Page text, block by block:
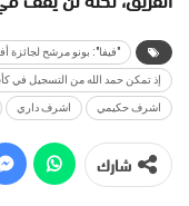
"فيفا": بونو مرشح
إذ تمكن حمد الله من التسجيل في
اشرف حكيمي اشرف داري
شارك